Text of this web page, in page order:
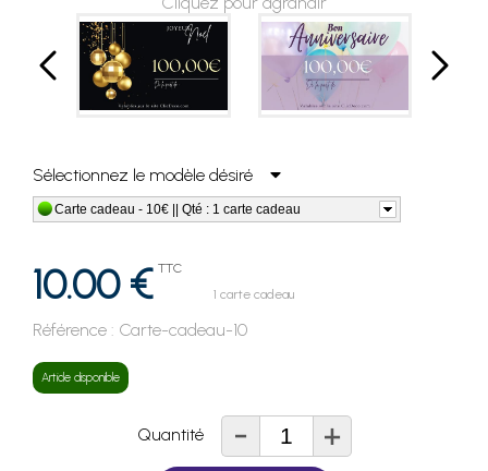
Sélectionnez le modèle désiré
Carte cadeau - 10€ || Qté : 1 carte cadeau
10.00 € TTC
1 carte cadeau
Référence : Carte-cadeau-10
Article disponible
Quantité - +